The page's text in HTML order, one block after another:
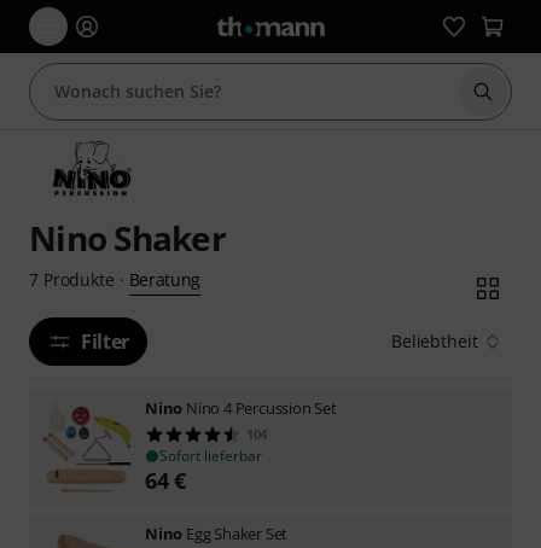
Suche
Nino Shaker
7 Produkte · Beratung
Filter Beliebtheit
Nino Nino 4 Percussion Set
104
Sofort lieferbar
64€
Nino Egg Shaker Set